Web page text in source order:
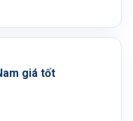
giá tốt